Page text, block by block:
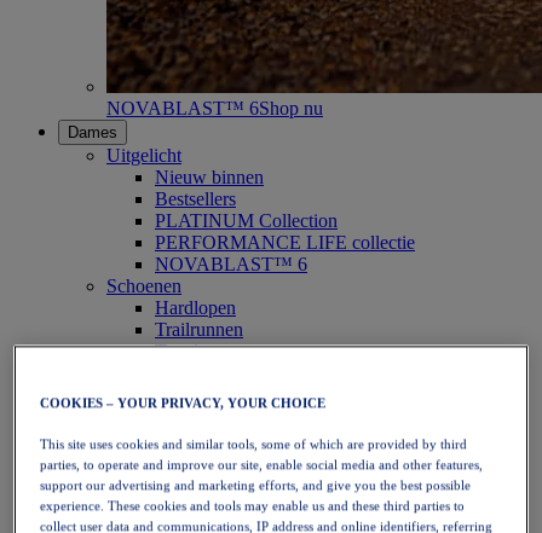
NOVABLAST™ 6Shop nu
Dames
Uitgelicht
Nieuw binnen
Bestsellers
PLATINUM Collection
PERFORMANCE LIFE collectie
NOVABLAST™ 6
Schoenen
Hardlopen
Trailrunnen
Tennis
Handbal
Netbal
SportStyle
Bovenkleding
Sport-bh's
Tanktops
COOKIES – YOUR PRIVACY, YOUR CHOICE
This site uses cookies and similar tools, some of which are provided by third
parties, to operate and improve our site, enable social media and other features,
support our advertising and marketing efforts, and give you the best possible
experience. These cookies and tools may enable us and these third parties to
collect user data and communications, IP address and online identifiers, referring